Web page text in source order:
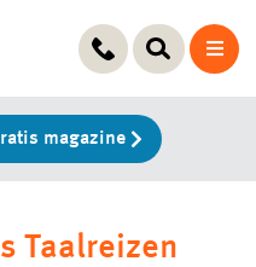
magazine
Taalreizen